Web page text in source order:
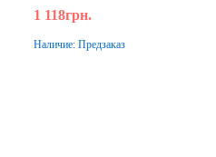
1 118грн.
Предзаказ
Наличие: Предзаказ